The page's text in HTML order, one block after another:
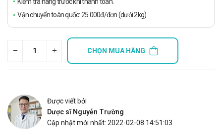
Vận chuyển toàn quốc: 25.000đ/đơn (dưới 2kg)
CHỌN MUA HÀNG
Được viết bởi
Dược sĩ Nguyễn Trường
Cập nhật mới nhất: 2022-02-08 14:51:03